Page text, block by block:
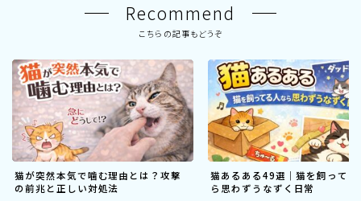
Recommend
こちらの記事もどうぞ
猫が突然本気で噛む理由とは？攻撃
の前兆と正しい対処法
猫あるある49選｜猫を飼ってる
ら思わずうなずく日常